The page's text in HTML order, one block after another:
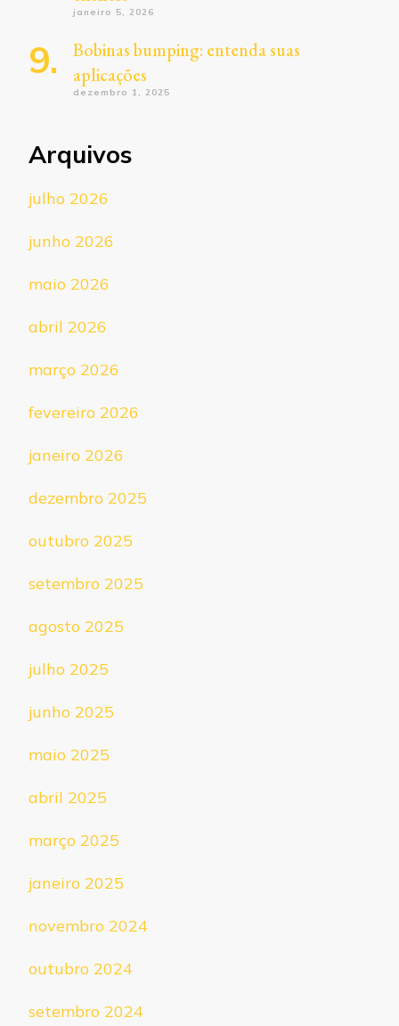
janeiro 5, 2026
Bobinas bumping: entenda suas
aplicações
dezembro 1, 2025
Arquivos
julho 2026
junho 2026
maio 2026
abril 2026
março 2026
fevereiro 2026
janeiro 2026
dezembro 2025
outubro 2025
setembro 2025
agosto 2025
julho 2025
junho 2025
maio 2025
abril 2025
março 2025
janeiro 2025
novembro 2024
outubro 2024
setembro 2024